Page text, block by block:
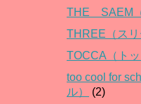
THE SAEM（
THREE（スリ
TOCCA（トッ
too cool for
ル）
(2)